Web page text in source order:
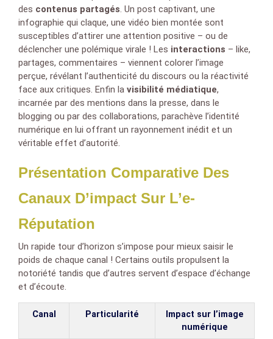
des contenus partagés. Un post captivant, une
infographie qui claque, une vidéo bien montée sont
susceptibles d’attirer une attention positive – ou de
déclencher une polémique virale ! Les interactions – like,
partages, commentaires – viennent colorer l’image
perçue, révélant l’authenticité du discours ou la réactivité
face aux critiques. Enfin la visibilité médiatique,
incarnée par des mentions dans la presse, dans le
blogging ou par des collaborations, parachève l’identité
numérique en lui offrant un rayonnement inédit et un
véritable effet d’autorité.
Présentation Comparative Des
Canaux D’impact Sur L’e-
Réputation
Un rapide tour d’horizon s’impose pour mieux saisir le
poids de chaque canal ! Certains outils propulsent la
notoriété tandis que d’autres servent d’espace d’échange
et d’écoute.
Canal Particularité
Impact sur l’image
numérique